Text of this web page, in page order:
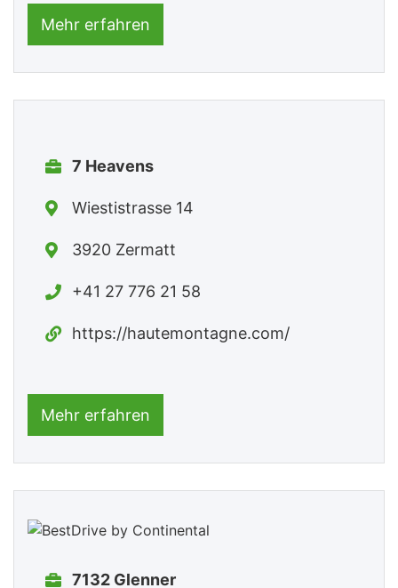
Mehr erfahren
7 Heavens
Wiestistrasse 14
3920 Zermatt
+41 27 776 21 58
https://hautemontagne.com/
Mehr erfahren
7132 Glenner